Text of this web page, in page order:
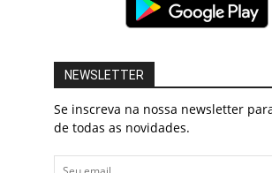
NEWSLETTER
Se inscreva na nossa newsletter
de todas as novidades.